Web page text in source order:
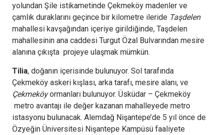
yolundan Şile istikametinde Çekmeköy madenler ve
çamlık duraklarını geçince bir kilometre ileride Taşdelen
mahallesi kavşağından içeriye girildiğinde, Taşdelen
mahallesinin ana caddesi Turgut Özal Bulvarından mesire
alanına çıkışta projeye ulaşmak mümkün.
Tilia, doğanın içerisinde bulunuyor. Sol tarafında
Çekmeköy askeri kışlası, arka tarafı, mesire alanı, ve
Çekmeköyormanları bulunuyor. Üsküdar – Çekmeköy
metro avantajı ile değer kazanan mahalleyede metro
istasyonu bulunacak. Alemdağ Nişantepe’de 5 yıl önce de
Özyeğin Üniversitesi Nişantepe Kampüsü faaliyete